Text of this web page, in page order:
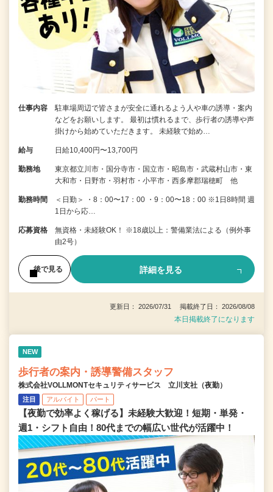
仕事内容
駐車場周辺で皆さまが安全に通れるよう人や車の誘導・案内
などをお願いします。 最初は慣れるまで、歩行者の誘導や声
掛けから始めていただきます。 未経験で始め…
給与 日給10,400円〜13,700円
勤務地
東京都立川市・国分寺市・国立市・昭島市・武蔵村山市・東
大和市・日野市・羽村市・小平市・西多摩郡瑞穂町 他
勤務時間
＜日勤＞ ・8：00〜17：00 ・9：00〜18：00 ※1日8時間 週
1日から応…
応募資格
無資格・未経験OK！ ※18歳以上：警備業法による（例外事
由2号）
後で見る 詳細を見る
更新日： 2026/07/31 掲載終了日： 2026/08/08
本日掲載終了になります
NEW
歩行者の案内・誘導警備スタッフ
株式会社VOLLMONTセキュリティサービス 立川支社（夜勤）
注目 アルバイト パート
【夜勤で効率よく稼げる】未経験大歓迎！短期・単発・
週1・シフト自由！80代までの幅広い世代が活躍中！